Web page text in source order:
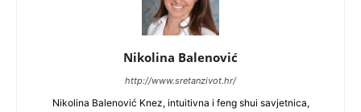
Nikolina Balenović
http://www.sretanzivot.hr/
Nikolina Balenović Knez, intuitivna i feng shui savjetnica,